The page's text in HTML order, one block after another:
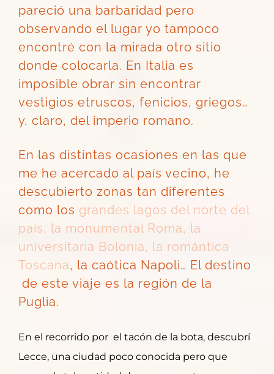
pareció una barbaridad pero
observando el lugar yo tampoco
encontré con la mirada otro sitio
donde colocarla. En Italia es
imposible obrar sin encontrar
vestigios etruscos, fenicios, griegos…
y, claro, del imperio romano.
En las distintas ocasiones en las que
me he acercado al país vecino, he
descubierto zonas tan diferentes
como los grandes lagos del norte del
país, la monumental Roma, la
universitaria Bolonia, la romántica
Toscana, la caótica Napoli… El destino
de este viaje es la región de la
Puglia.
En el recorrido por el tacón de la bota, descubrí
Lecce, una ciudad poco conocida pero que